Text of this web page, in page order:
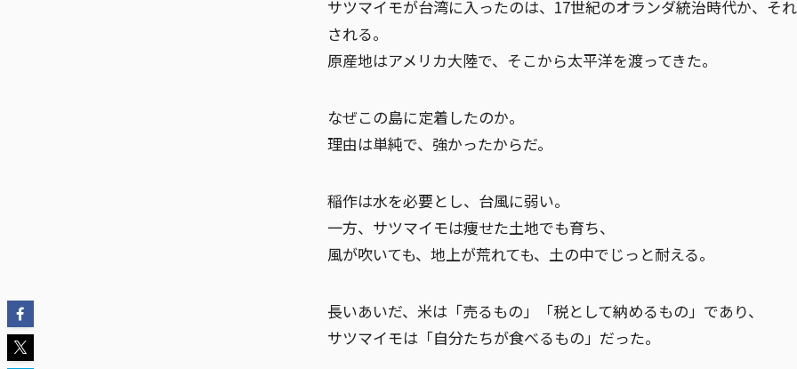
サツマイモが台湾に入ったのは、17世紀のオランダ統治時代か、そ
される。
原産地はアメリカ大陸で、そこから太平洋を渡ってきた。
なぜこの島に定着したのか。
理由は単純で、強かったからだ。
稲作は水を必要とし、台風に弱い。
一方、サツマイモは痩せた土地でも育ち、
風が吹いても、地上が荒れても、土の中でじっと耐える。
長いあいだ、米は「売るもの」「税として納めるもの」であり、
サツマイモは「自分たちが食べるもの」だった。